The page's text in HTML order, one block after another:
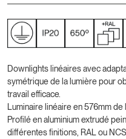
Downlights linéaires avec
symétrique de la lumière pour
travail efficace.
Luminaire linéaire en 576mm
Profilé en aluminium extrudé
différentes finitions, RAL ou